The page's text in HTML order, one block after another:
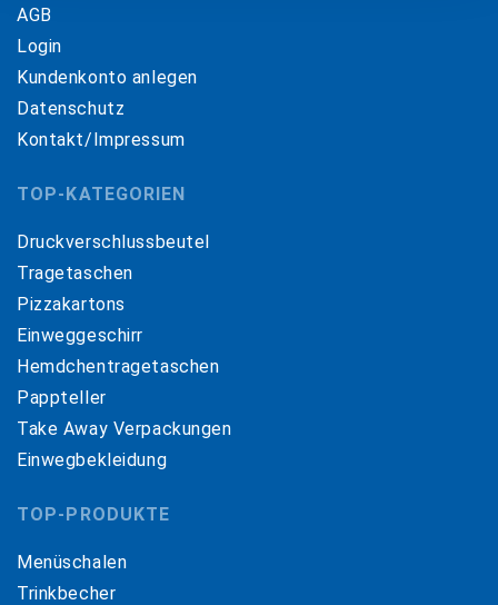
AGB
Login
Kundenkonto anlegen
Datenschutz
Kontakt/Impressum
TOP-KATEGORIEN
Druckverschlussbeutel
Tragetaschen
Pizzakartons
Einweggeschirr
Hemdchentragetaschen
Pappteller
Take Away Verpackungen
Einwegbekleidung
TOP-PRODUKTE
Menüschalen
Trinkbecher